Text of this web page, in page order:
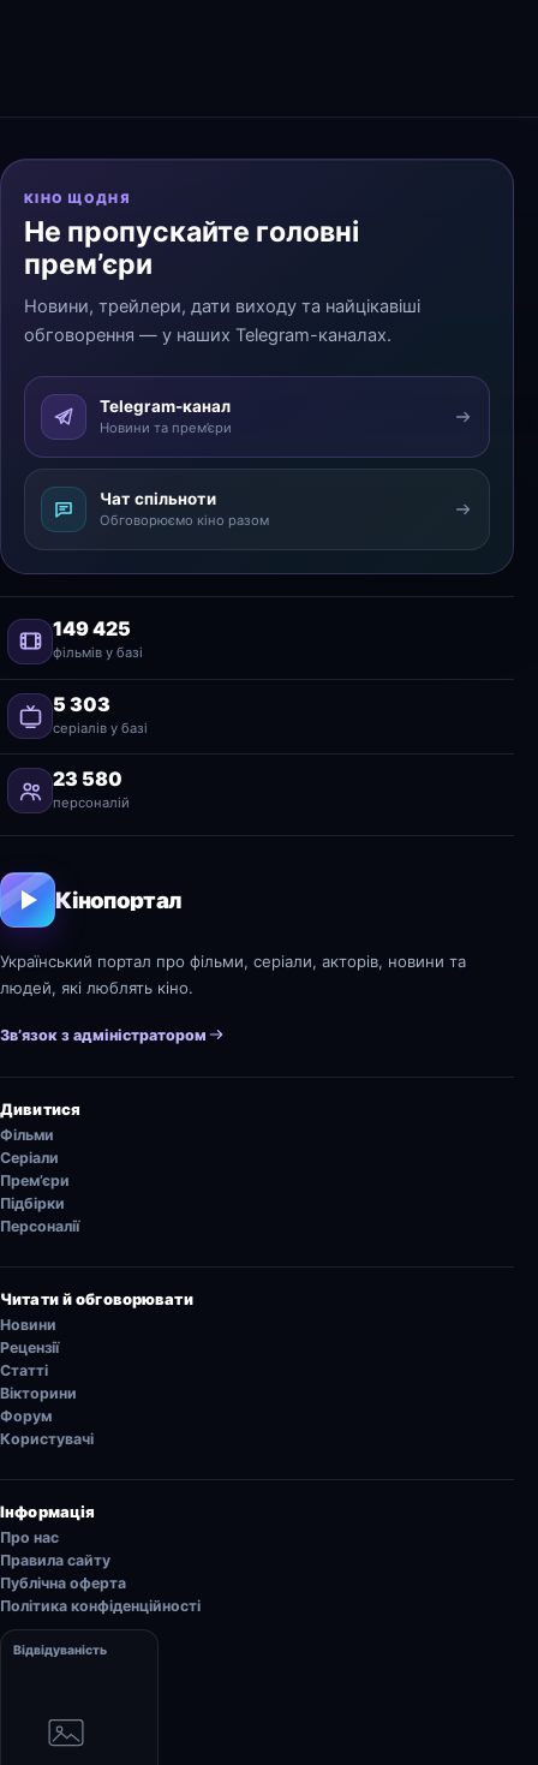
КІНО ЩОДНЯ
Не пропускайте головні
прем’єри
Новини, трейлери, дати виходу та найцікавіші
обговорення — у наших Telegram-каналах.
Telegram-канал
Новини та прем’єри
Чат спільноти
Обговорюємо кіно разом
149 425
фільмів у базі
5 303
серіалів у базі
23 580
персоналій
Кінопортал
Український портал про фільми, серіали, акторів, новини та
людей, які люблять кіно.
Зв’язок з адміністратором
Дивитися
Фільми
Серіали
Прем’єри
Підбірки
Персоналії
Читати й обговорювати
Новини
Рецензії
Статті
Вікторини
Форум
Користувачі
Інформація
Про нас
Правила сайту
Публічна оферта
Політика конфіденційності
Відвідуваність